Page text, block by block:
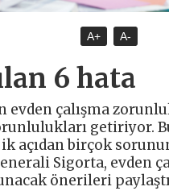
A+ A-
6 hata
evden çalışma
getiriyor.
birçok
Sigorta, evden
önerileri